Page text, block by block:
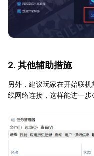
2. 其他辅助措施
另外，建议玩家在开始联
线网络连接，这样能进一步